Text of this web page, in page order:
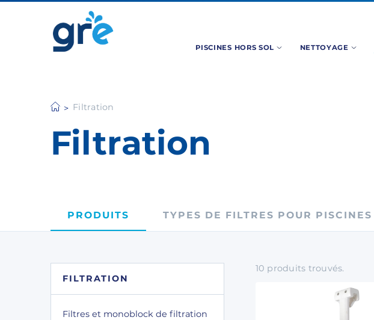
PISCINES HORS SOL NETTOYAGE
Filtration
Filtration
PRODUITS TYPES DE FILTRES POUR PISCINES
FILTRATION
Filtres et monoblock de filtration
10 produits trouvés.